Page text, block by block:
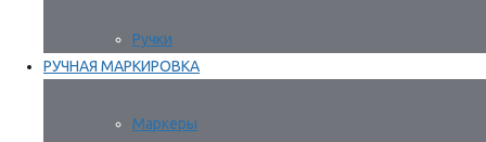
Ручки
РУЧНАЯ МАРКИРОВКА
Маркеры